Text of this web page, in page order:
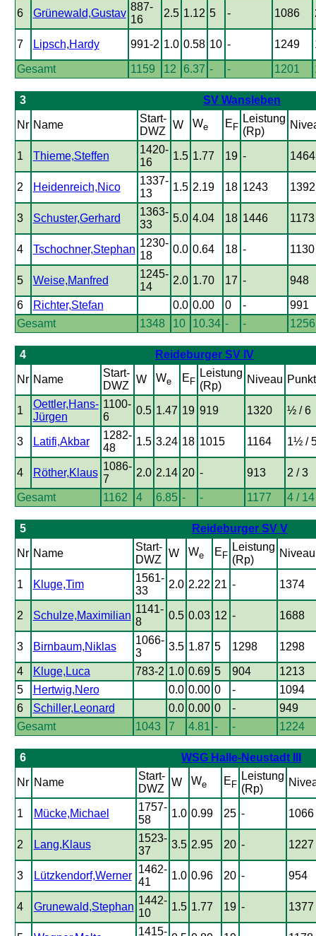
6 Grünewald,Gustav
887-
16
2.5 1.12 5 - 1086
7 Lipsch,Hardy 991-2 1.0 0.58 10 - 1249
Gesamt 1159 12 6.37 - - 1201
3 SV Wansleben
Nr Name
Start-
DWZ
W We E F
Leistung
(Rp)
1 Thieme,Steffen
1420-
16
1.5 1.77 19 - 1464
2 Heidenreich,Nico
1337-
13
1.5 2.19 18 1243 1392
3 Schuster,Gerhard
1363-
33
5.0 4.04 18 1446 1173
4 Tschochner,Stephan
1230-
18
0.0 0.64 18 - 1130
5 Weise,Manfred
1245-
14
2.0 1.70 17 - 948
6 Richter,Stefan 0.0 0.00 0 -
991
Gesamt
1348 10 10.34 - - 1256
4 Reideburger SV IV
Nr Name
Start-
DWZ
W We E F
Leistung
(Rp)
Niveau
1
Oettler,Hans-
Jürgen
1100-
6
0.5 1.47 19 919 1320 ½ / 6
3 Latifi,Akbar
1282-
48
1.5 3.24 18 1015 1164 1½ /
4 Röther,Klaus
1086-
7
2.0 2.14 20 - 913 2 / 3
Gesamt 1162 4 6.85 - - 1177 4 / 14
5 Reideburger SV V
Nr Name
Start-
DWZ
W We E F
Leistung
(Rp)
Niveau
1 Kluge,Tim
1561-
33
2.0 2.22 21 - 1374
2 Schulze,Maximilian
1141-
8
0.5 0.03 12 - 1688
3 Birnbaum,Niklas
1066-
3
3.5 1.87 5 1298 1298
4 Kluge,Luca 783-2 1.0 0.69 5 904
1213
5
Hertwig,Nero 0.0 0.00 0 -
1094
6
Schiller,Leonard 0.0 0.00 0 -
949
Gesamt
1043 7 4.81 - - 1224
6 WSG Halle-Neustadt III
Nr Name
Start-
DWZ
W We E F
Leistung
(Rp)
1 Mücke,Michael
1757-
58
1.0 0.99 25 - 1066
2 Lang,Klaus
1523-
37
3.5 2.95 20 - 1227
3 Lützkendorf,Werner
1462-
41
1.0 0.96 20 - 954
4 Grunewald,Stephan
1442-
10
1.5 1.77 19 - 1377
1415-